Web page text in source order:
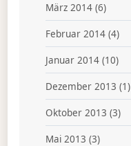
März 2014(6)
Februar 2014(4)
Januar 2014(10)
Dezember 2013 (1)
Oktober 2013 (3)
Mai 2013 (3)